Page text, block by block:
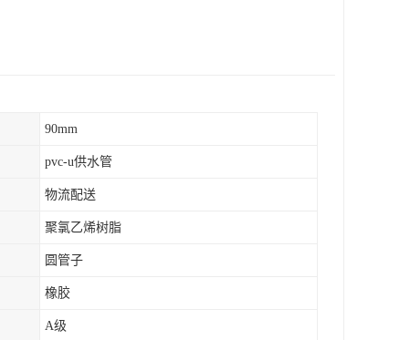
90mm
pvc-u供水管
物流配送
聚氯乙烯树脂
圆管子
橡胶
A级